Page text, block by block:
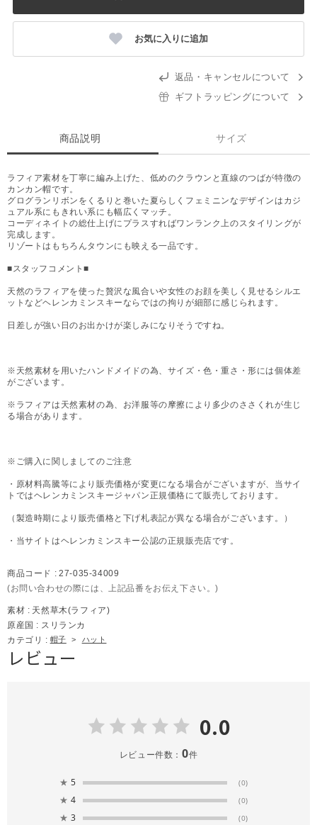
お気に入りに追加
返品・キャンセルについて
ギフトラッピングについて
商品説明 サイズ
ラフィア素材を丁寧に編み上げた、低めのクラウンと直線のつばが特徴の
カンカン帽です。
グログランリボンをくるりと巻いた夏らしくフェミニンなデザインはカジ
ュアル系にもきれい系にも幅広くマッチ。
コーディネイトの総仕上げにプラスすればワンランク上のスタイリングが
完成します。
リゾートはもちろんタウンにも映える一品です。
■スタッフコメント■
天然のラフィアを使った贅沢な風合いや女性のお顔を美しく見せるシルエ
ットなどヘレンカミンスキーならではの拘りが細部に感じられます。
日差しが強い日のお出かけが楽しみになりそうですね。
※天然素材を用いたハンドメイドの為、サイズ・色・重さ・形には個体差
がございます。
※ラフィアは天然素材の為、お洋服等の摩擦により多少のささくれが生じ
る場合があります。
※ご購入に関しましてのご注意
・原材料高騰等により販売価格が変更になる場合がございますが、当サイ
トではヘレンカミンスキージャパン正規価格にて販売しております。
（製造時期により販売価格と下げ札表記が異なる場合がございます。）
・当サイトはヘレンカミンスキー公認の正規販売店です。
商品コード : 27-035-34009
(お問い合わせの際には、上記品番をお伝え下さい。)
素材 : 天然草木(ラフィア)
原産国 : スリランカ
カテゴリ : 帽子 > ハット
レビュー
0.0
レビュー件数： 0件
★ 5 (0)
★ 4 (0)
★ 3 (0)